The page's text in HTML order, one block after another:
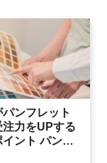
ンフレット
力をUPする
イント パンフ